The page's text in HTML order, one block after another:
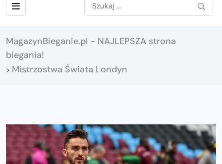
MagazynBieganie.pl - NAJLEPSZA strona
biegania!
> Mistrzostwa Świata Londyn